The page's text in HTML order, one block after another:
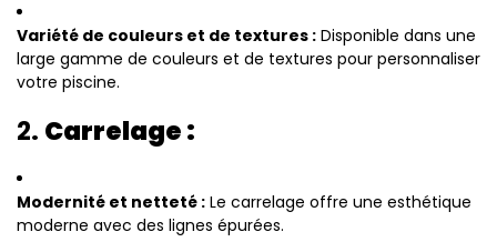
Variété de couleurs et de textures : Disponible dans une
large gamme de couleurs et de textures pour personnaliser
votre piscine.
2. Carrelage :
Modernité et netteté : Le carrelage offre une esthétique
moderne avec des lignes épurées.